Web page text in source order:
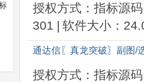
授权方式：指标源码
301 | 软件大小：
通达信〖真龙突破〗副图/
授权方式：指标源码